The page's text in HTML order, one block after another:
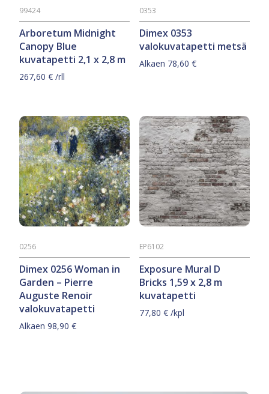
Arboretum Midnight
Canopy Blue
kuvatapetti 2,1 x 2,8 m
99424
267,60 € /rll
Dimex 0353
valokuvatapetti metsä
0353
Alkaen 78,60 €
useampi
muunnelma.
Voit
tehdä
valinnat
tuotteen
sivulla.
Dimex 0256 Woman in
Garden – Pierre
Auguste Renoir
valokuvatapetti
0256
Alkaen 98,90 €
Exposure Mural D
Bricks 1,59 x 2,8 m
kuvatapetti
EP6102
77,80 €/kpl